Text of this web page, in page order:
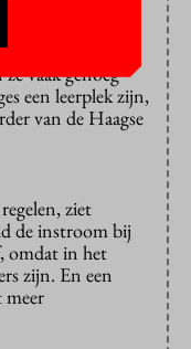
en dat zijn
vaak genoeg
een leerplek zijn,
van de Haagse
ziet
de instroom bij
omdat in het
zijn. En een
meer